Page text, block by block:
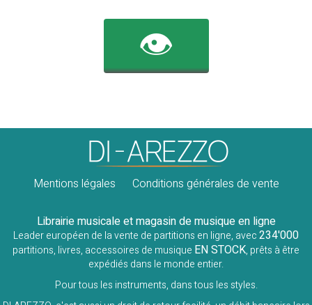
👁️
Mentions légales Conditions générales de vente
Librairie musicale et magasin de musique en ligne
Leader européen de la vente de partitions en ligne, avec234'000
partitions, livres, accessoires de musique EN STOCK, prêts à être
expédiés dans le monde entier.
Pour tous les instruments, dans tous les styles.